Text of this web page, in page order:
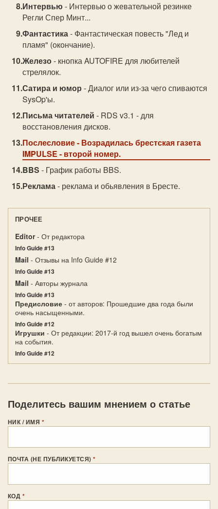
Интервью - Интервью о жевательной резинке
Регли Спер Минт...
Фантастика- Фантастическая повесть "Лед и
пламя" (окончание).
Железо- кнопка AUTOFIRE для любителей
стрелялок.
Сатира и юмор - Диалог или из-за чего спиваются
SysOp'ы.
Письма читателей - RDS v3.1 - для
восстановления дисков.
Послесловие- Возрадилась брестская газета
IMPULSE - второй номер.
BBS - График работы BBS.
Реклама- реклама и обьявления в Бресте.
ПРОЧЕЕ
Editor- От редактора
Info Guide #13
Mail - Отзывы на Info Guide #12
Info Guide #13
Mail - Авторы журнала
Info Guide #13
Предисловие - от авторов: Прошедшие два года были
очень насыщенными.
Info Guide #12
Игрушки - От редакции: 2017-й год вышел очень богатым
на события.
Info Guide #12
Поделитесь вашим мнением о статье
НИК / ИМЯ *
ПОЧТА (НЕ ПУБЛИКУЕТСЯ)*
КОД *